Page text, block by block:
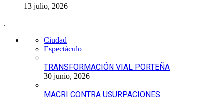
13 julio, 2026
.
Ciudad
Espectáculo
TRANSFORMACIÓN VIAL PORTEÑA
30 junio, 2026
MACRI CONTRA USURPACIONES